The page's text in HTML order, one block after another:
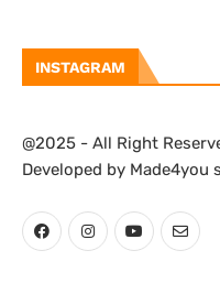
INSTAGRAM
@2025 - All Right
Developed by Made4you